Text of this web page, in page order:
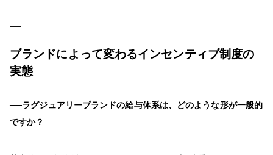
ブランドによって変わるインセンティブ制度の
実態
──ラグジュアリーブランドの給与体系は、どのような形が一般的
ですか？